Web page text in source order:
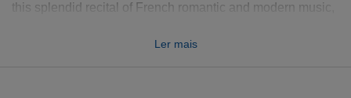
this splendid recital of French romantic and modern music,
Ler mais